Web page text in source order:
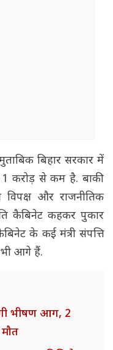
बिहार सरकार में
1 करोड़ से कम है. बाकी
और राजनीतिक
कैबिनेट कहकर पुकार
के कई मंत्री संपत्ति
भी आगे हैं.
भीषण आग, 2